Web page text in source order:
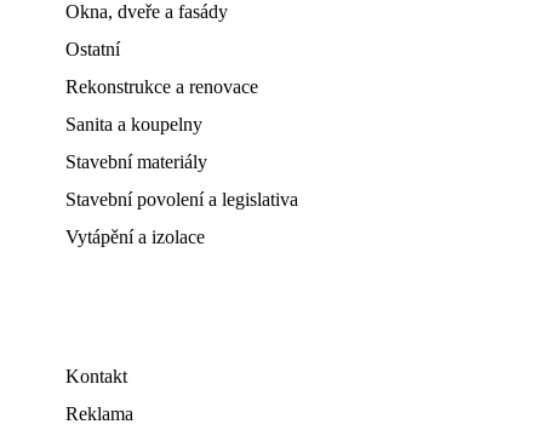
Okna, dveře a fasády
Ostatní
Rekonstrukce a renovace
Sanita a koupelny
Stavební materiály
Stavební povolení a legislativa
Vytápění a izolace
Kontakt
Reklama